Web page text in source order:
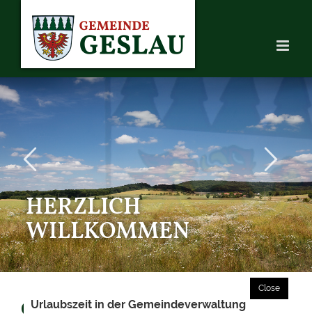
content
HERZLICH
WILLKOMMEN
GESCHICHTE & URSPRUNG
Urlaubszeit in der Gemeindeverwaltung